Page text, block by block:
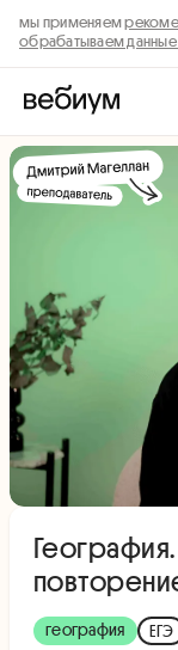
мы применяем
обрабатываем данные
география ЕГЭ